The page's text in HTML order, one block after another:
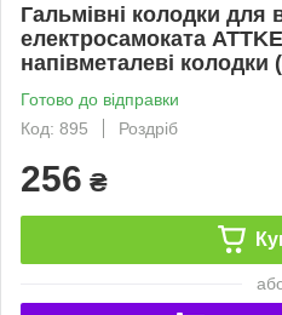
Гальмівні колодки для
електросамоката
напівметалеві
Готово до відправки
Код: 895
Роздріб
256 ₴